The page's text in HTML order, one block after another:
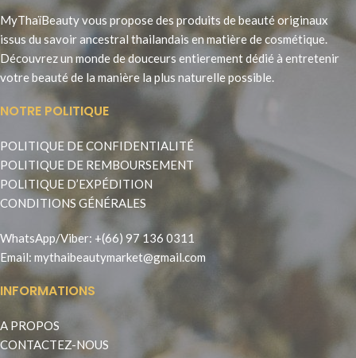
MyThaïBeauty vous propose des produits de beauté originaux
issus du savoir ancestral thailandais en matière de cosmétique.
Découvrez un monde de douceurs entierement dédié à entretenir
votre beauté de la manière la plus naturelle possible.
NOTRE POLITIQUE
POLITIQUE DE CONFIDENTIALITÉ
POLITIQUE DE REMBOURSEMENT
POLITIQUE D’EXPÉDITION
CONDITIONS GÉNÉRALES
WhatsApp/Viber: +(66) 97 136 0311
Email: mythaibeautymarket@gmail.com
INFORMATIONS
A PROPOS
CONTACTEZ-NOUS